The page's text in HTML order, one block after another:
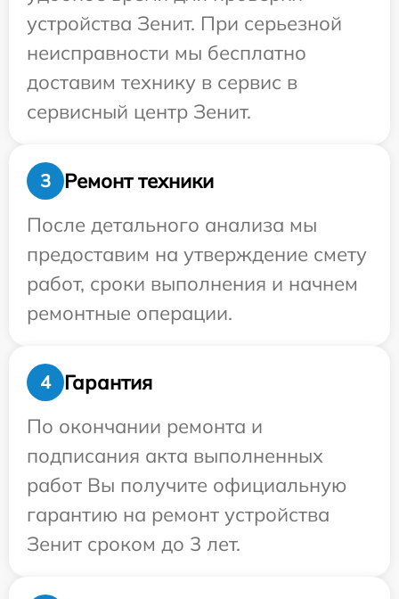
устройства Зенит. При серьезной
неисправности мы бесплатно
доставим технику в сервис в
сервисный центр Зенит.
3
Ремонт техники
После детального анализа мы
предоставим на утверждение смету
работ, сроки выполнения и начнем
ремонтные операции.
4
Гарантия
По окончании ремонта и
подписания акта выполненных
работ Вы получите официальную
гарантию на ремонт устройства
Зенит сроком до 3 лет.